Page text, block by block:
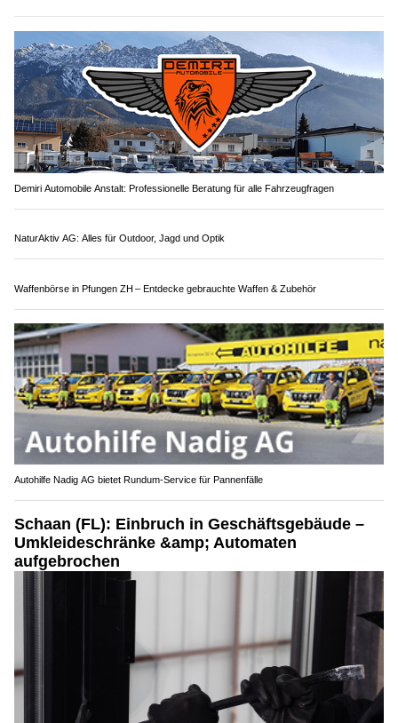
Demiri Automobile Anstalt: Professionelle Beratung für alle Fahrzeugfragen
Waffenbörse in Pfungen ZH – Entdecke gebrauchte Waffen & Zubehör
Autohilfe Nadig AG bietet Rundum‑Service für Pannenfälle
Schaan (FL): Einbruch in Geschäftsgebäude –
Umkleideschränke &amp; Automaten
aufgebrochen